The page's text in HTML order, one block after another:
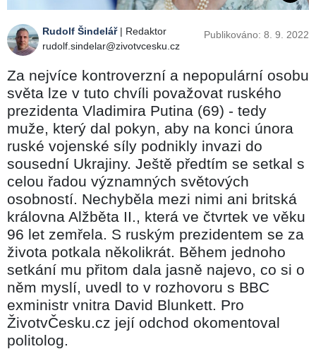
Rudolf Šindelář| Redaktor
rudolf.sindelar@zivotvcesku.cz
Publikováno: 8. 9. 2022
Za nejvíce kontroverzní a nepopulární osobu
světa lze v tuto chvíli považovat ruského
prezidenta Vladimira Putina (69) - tedy
muže, který dal pokyn, aby na konci února
ruské vojenské síly podnikly invazi do
sousední Ukrajiny. Ještě předtím se setkal s
celou řadou významných světových
osobností. Nechyběla mezi nimi ani britská
královna Alžběta II., která ve čtvrtek ve věku
96 let zemřela. S ruským prezidentem se za
života potkala několikrát. Během jednoho
setkání mu přitom dala jasně najevo, co si o
něm myslí, uvedl to v rozhovoru s BBC
exministr vnitra David Blunkett. Pro
ŽivotvČesku.cz její odchod okomentoval
politolog.